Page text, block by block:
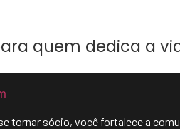
quem dedica a
tornar sócio, você fortalece a